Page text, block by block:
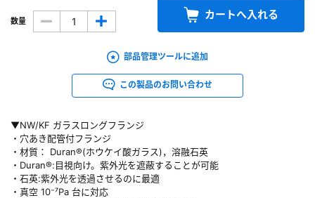
▼NW/KF ガラスロングフランジ
・穴あき配管付フランジ
・材質： Duran®(ホウケイ酸ガラス)，溶融石英
・Duran®:目視向け。紫外光を遮蔽することが可能
・石英:紫外光を透過させるのに最適
・真空 10⁻⁷Pa 台に対応
数量 カートへ入れる
部品管理ツールに追加
この製品のお問い合わせ